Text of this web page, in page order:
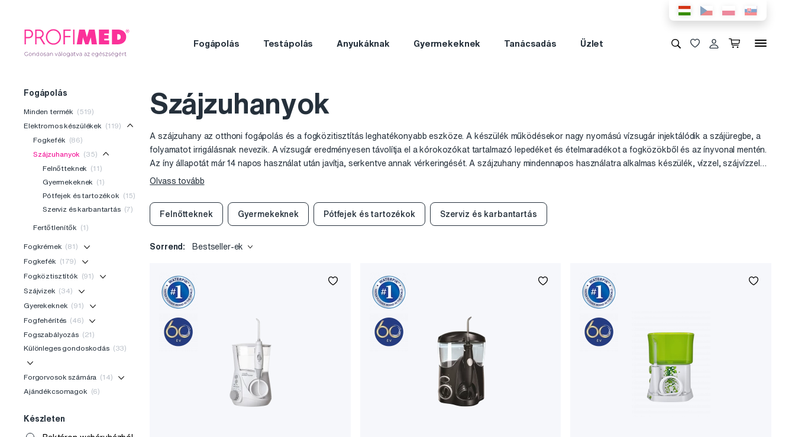
Fogápolás Testápolás Anyukáknak Gyermekeknek Tanácsadás Üzlet
Fogápolás
Minden termék (519)
Elektromos készülékek (119)
Fogkefék
(86)
Szájzuhanyok (35)
Felnőtteknek (11)
Gyermekeknek (1)
Pótfejek és tartozékok
(15)
Szerviz és karbantartás (7)
Fertőtlenítők (1)
Fogkrémek (81)
Fogkefék
(179)
Fogköztisztítók
(91)
Szájvizek (34)
Gyerekeknek (91)
Fogfehérítés (46)
Fogszabályozás (21)
Különleges gondoskodás (33)
Forgorvosok számára (14)
Ajándékcsomagok
(6)
Készleten
Szájzuhanyok
A szájzuhany az otthoni fogápolás és a fogközitisztítás leghatékonyabb eszköze. A készülék működésekor nagy nyomású vízsugár injektálódik a szájüregbe, a
folyamatot irrigálásnak nevezik. A vízsugár eredményesen távolítja el a kórokozókat tartalmazó lepedéket és ételmaradékot a fogközökből és az ínyvonal mentén.
Az íny állapotát már 14 napos használat után javítja, serkentve annak vérkeringését. A szájzuhany mindennapos használatra alkalmas készülék, vízzel, szájvízzel
és antibakteriális oldatokkal is használható.
Olvass tovább
Felnőtteknek Gyermekeknek Pótfejek és tartozékok Szerviz és karbantartás
Sorrend: Bestseller-ek